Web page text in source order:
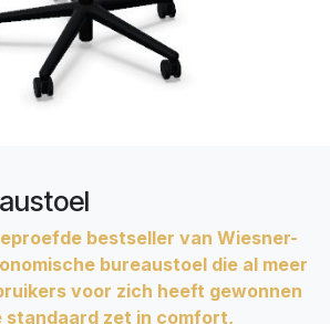
bestseller van Wiesner-
bureaustoel die al meer
voor zich heeft gewonnen
standaard zet in comfort,